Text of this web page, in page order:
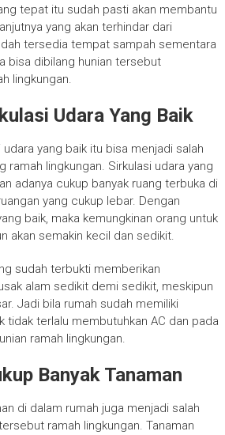
tepat itu sudah pasti akan membantu
yang akan terhindar dari
tersedia tempat sampah sementara
bisa dibilang hunian tersebut
lingkungan.
Udara Yang Baik
yang baik itu bisa menjadi salah
ramah lingkungan. Sirkulasi udara yang
adanya cukup banyak ruang terbuka di
yang cukup lebar. Dengan
baik, maka kemungkinan orang untuk
akan semakin kecil dan sedikit.
sudah terbukti memberikan
alam sedikit demi sedikit, meskipun
Jadi bila rumah sudah memiliki
tidak terlalu membutuhkan AC dan pada
ramah lingkungan.
Banyak Tanaman
di dalam rumah juga menjadi salah
ramah lingkungan. Tanaman